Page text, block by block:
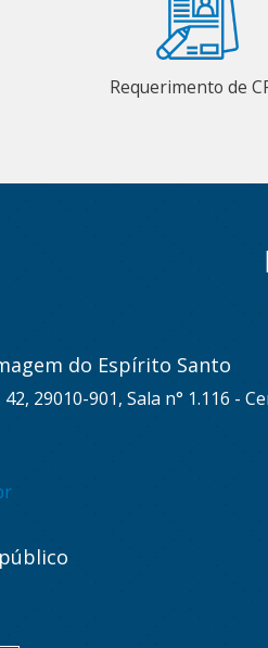
Requerimento de
do Espírito Santo
29010-901, Sala n° 1.116 -